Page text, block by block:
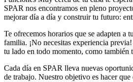
SPAR nos encontramos en pleno
mejorar día a día y construir tu futuro:
Te ofrecemos horarios que se adapten a
familia. ¡No necesitas experiencia
tu lado en todo momento, como también
Cada día en SPAR lleva nuevas
de trabajo. Nuestro objetivo es hacer